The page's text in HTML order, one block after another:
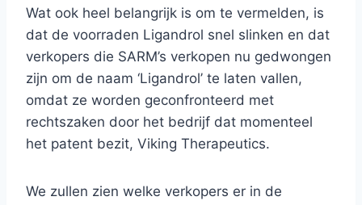
Wat ook heel belangrijk is om te vermelden, is
dat de voorraden Ligandrol snel slinken en dat
verkopers die SARM’s verkopen nu gedwongen
zijn om de naam ‘Ligandrol’ te laten vallen,
omdat ze worden geconfronteerd met
rechtszaken door het bedrijf dat momenteel
het patent bezit, Viking Therapeutics.
We zullen zien welke verkopers er in de